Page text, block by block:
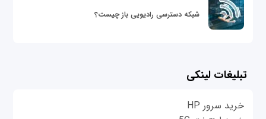
شبکه دسترسی رادیویی باز چیست؟
تبلیغات لینکی
خرید سرور HP